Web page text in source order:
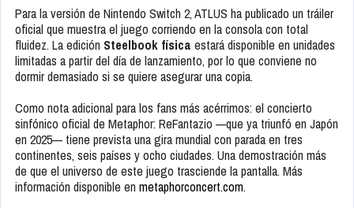
Para la versión de Nintendo Switch 2, ATLUS ha publicado un tráiler
oficial que muestra el juego corriendo en la consola con total
fluidez. La edición Steelbook física estará disponible en unidades
limitadas a partir del día de lanzamiento, por lo que conviene no
dormir demasiado si se quiere asegurar una copia.
Como nota adicional para los fans más acérrimos: el concierto
sinfónico oficial de Metaphor: ReFantazio —que ya triunfó en Japón
en 2025— tiene prevista una gira mundial con parada en tres
continentes, seis países y ocho ciudades. Una demostración más
de que el universo de este juego trasciende la pantalla. Más
información disponible en metaphorconcert.com.